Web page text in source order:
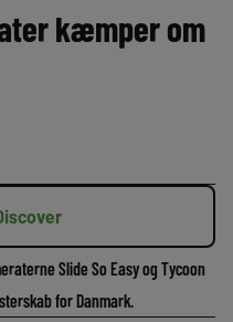
kæmper om
Slide So Easy og Tycoon
for Danmark.